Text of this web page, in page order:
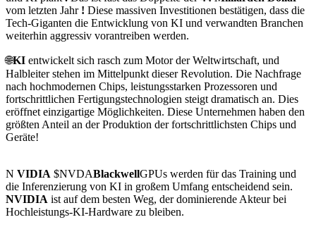
vom letzten Jahr ! Diese massiven Investitionen bestätigen, dass die
Tech-Giganten die Entwicklung von KI und verwandten Branchen
weiterhin aggressiv vorantreiben werden.
🌐KI entwickelt sich rasch zum Motor der Weltwirtschaft, und
Halbleiter stehen im Mittelpunkt dieser Revolution. Die Nachfrage
nach hochmodernen Chips, leistungsstarken Prozessoren und
fortschrittlichen Fertigungstechnologien steigt dramatisch an. Dies
eröffnet einzigartige Möglichkeiten. Diese Unternehmen haben den
größten Anteil an der Produktion der fortschrittlichsten Chips und
Geräte!
N VIDIA $NVDABlackwellGPUs werden für das Training und
die Inferenzierung von KI in großem Umfang entscheidend sein.
NVIDIA ist auf dem besten Weg, der dominierende Akteur bei
Hochleistungs-KI-Hardware zu bleiben.